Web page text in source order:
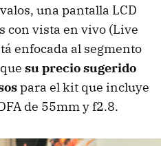
una pantalla LCD
con vista en vivo (Live
enfocada al segmento
su precio sugerido
para el kit que incluye
de 55mm y f2.8.